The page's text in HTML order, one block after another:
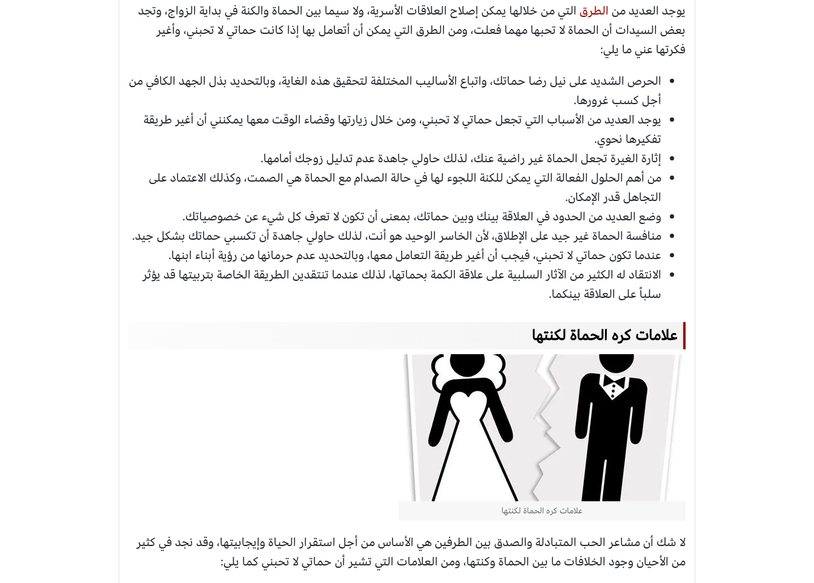
يوجد العديد منالطرق التي من خلالها يمكن إصلاح العلاقات الأسرية، ولا سيما بين الحماة والكنة في بداية الزواج، وتجد
بعض السيدات أن الحماة لا تحبها مهما فعلت، ومن الطرق التي يمكن أن أتعامل بها إذا كانت حماتي لا تحبني، وأغير
فكرتها عني ما يلي:
الحرص الشديد على نيل رضا حماتك، واتباع الأساليب المختلفة لتحقيق هذه الغاية، وبالتحديد بذل الجهد الكافي من
أجل كسب غرورها.
يوجد العديد من الأسباب التي تجعل حماتي لا تحبني، ومن خلال زيارتها وقضاء الوقت معها يمكنني أن أغير طريقة
تفكيرها نحوي.
إثارة الغيرة تجعل الحماة غير راضية عنك، لذلك حاولي جاهدة عدم تدليل زوجك أمامها.
من أهم الحلول الفعالة التي يمكن للكنة اللجوء لها في حالة الصدام مع الحماة هي الصمت، وكذلك الاعتماد على
التجاهل قدر الإمكان.
وضع العديد من الحدود في العلاقة بينك وبين حماتك، بمعنى أن تكون لا تعرف كل شيء عن خصوصياتك.
منافسة الحماة غير جيد على الإطلاق، لأن الخاسر الوحيد هو أنت، لذلك حاولي جاهدة أن تكسبي حماتك بشكل جيد.
عندما تكون حماتي لا تحبني، فيجب أن أغير طريقة التعامل معها، وبالتحديد عدم حرمانها من رؤية أبناء ابنها.
الانتقاد له الكثير من الآثار السلبية على علاقة الكمة بحماتها، لذلك عندما تنتقدين الطريقة الخاصة بتربيتها قد يؤثر
سلباً على العلاقة بينكما.
علامات كره الحماة لكنتها
علامات كره الحماة لكنتها
لا شك أن مشاعر الحب المتبادلة والصدق بين الطرفين هي الأساس من أجل استقرار الحياة وإيجابيتها، وقد نجد في كثير
من الأحيان وجود الخلافات ما بين الحماة وكنتها، ومن العلامات التي تشير أن حماتي لا تحبني كما يلي: